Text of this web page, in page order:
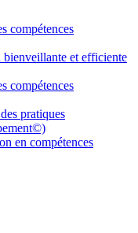
compétences
et efficiente
compétences
pratiques
en compétences